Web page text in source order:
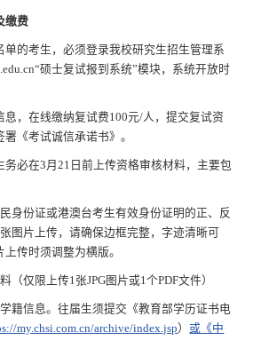
缴费
单的考生，必须登录我校研究生招生管理系
硕士复试报到系统”模块，系统开放时
息，在线缴纳复试费100元/人，提交复试资
《考试诚信承诺书》。
务必在3月21日前上传资格审核材料，主要包
身份证或港澳台考生有效身份证明的正、反
图片上传，请确保边框完整，字迹清晰可
传时须调整为横版。
（仅限上传1张JPG图片或1个PDF文件）
学籍信息。往届生须提交《教育部学历证书电
my.chsi.com.cn/archive/index.jsp）或《中